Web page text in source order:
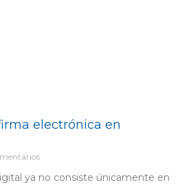
electrónica en
ya no consiste únicamente en